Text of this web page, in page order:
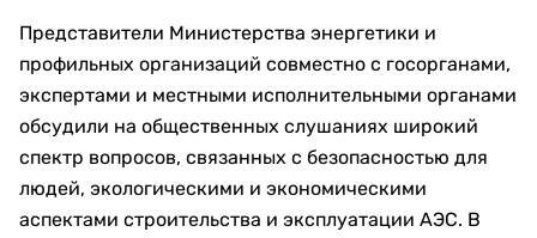
Представители Министерства энергетики и
профильных организаций совместно с госорганами,
экспертами и местными исполнительными органами
обсудили на общественных слушаниях широкий
спектр вопросов, связанных с безопасностью для
людей, экологическими и экономическими
аспектами строительства и эксплуатации АЭС. В